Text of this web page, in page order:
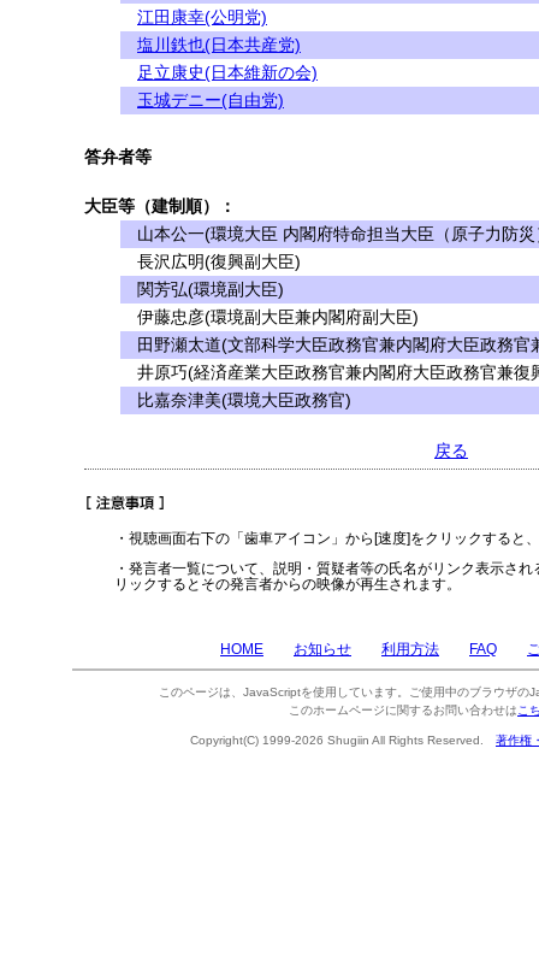
江田康幸(公明党)
塩川鉄也(日本共産党)
足立康史(日本維新の会)
玉城デニー(自由党)
答弁者等
大臣等（建制順）：
山本公一(環境大臣 内閣府特命担当大臣（原子力防災
長沢広明(復興副大臣)
関芳弘(環境副大臣)
伊藤忠彦(環境副大臣兼内閣府副大臣)
田野瀬太道(文部科学大臣政務官兼内閣府大臣政務官
井原巧(経済産業大臣政務官兼内閣府大臣政務官兼復
比嘉奈津美(環境大臣政務官)
戻る
・視聴画面右下の「歯車アイコン」から[速度]をクリックすると
・発言者一覧について、説明・質疑者等の氏名がリンク表示さ
リックするとその発言者からの映像が再生されます。
HOME お知らせ 利用方法 FAQ
このページは、JavaScriptを使用しています。ご使用中のブラウザの
このホームページに関するお問い合わせは こ
Copyright(C) 1999-2026 Shugiin All Rights Reserved. 著作権